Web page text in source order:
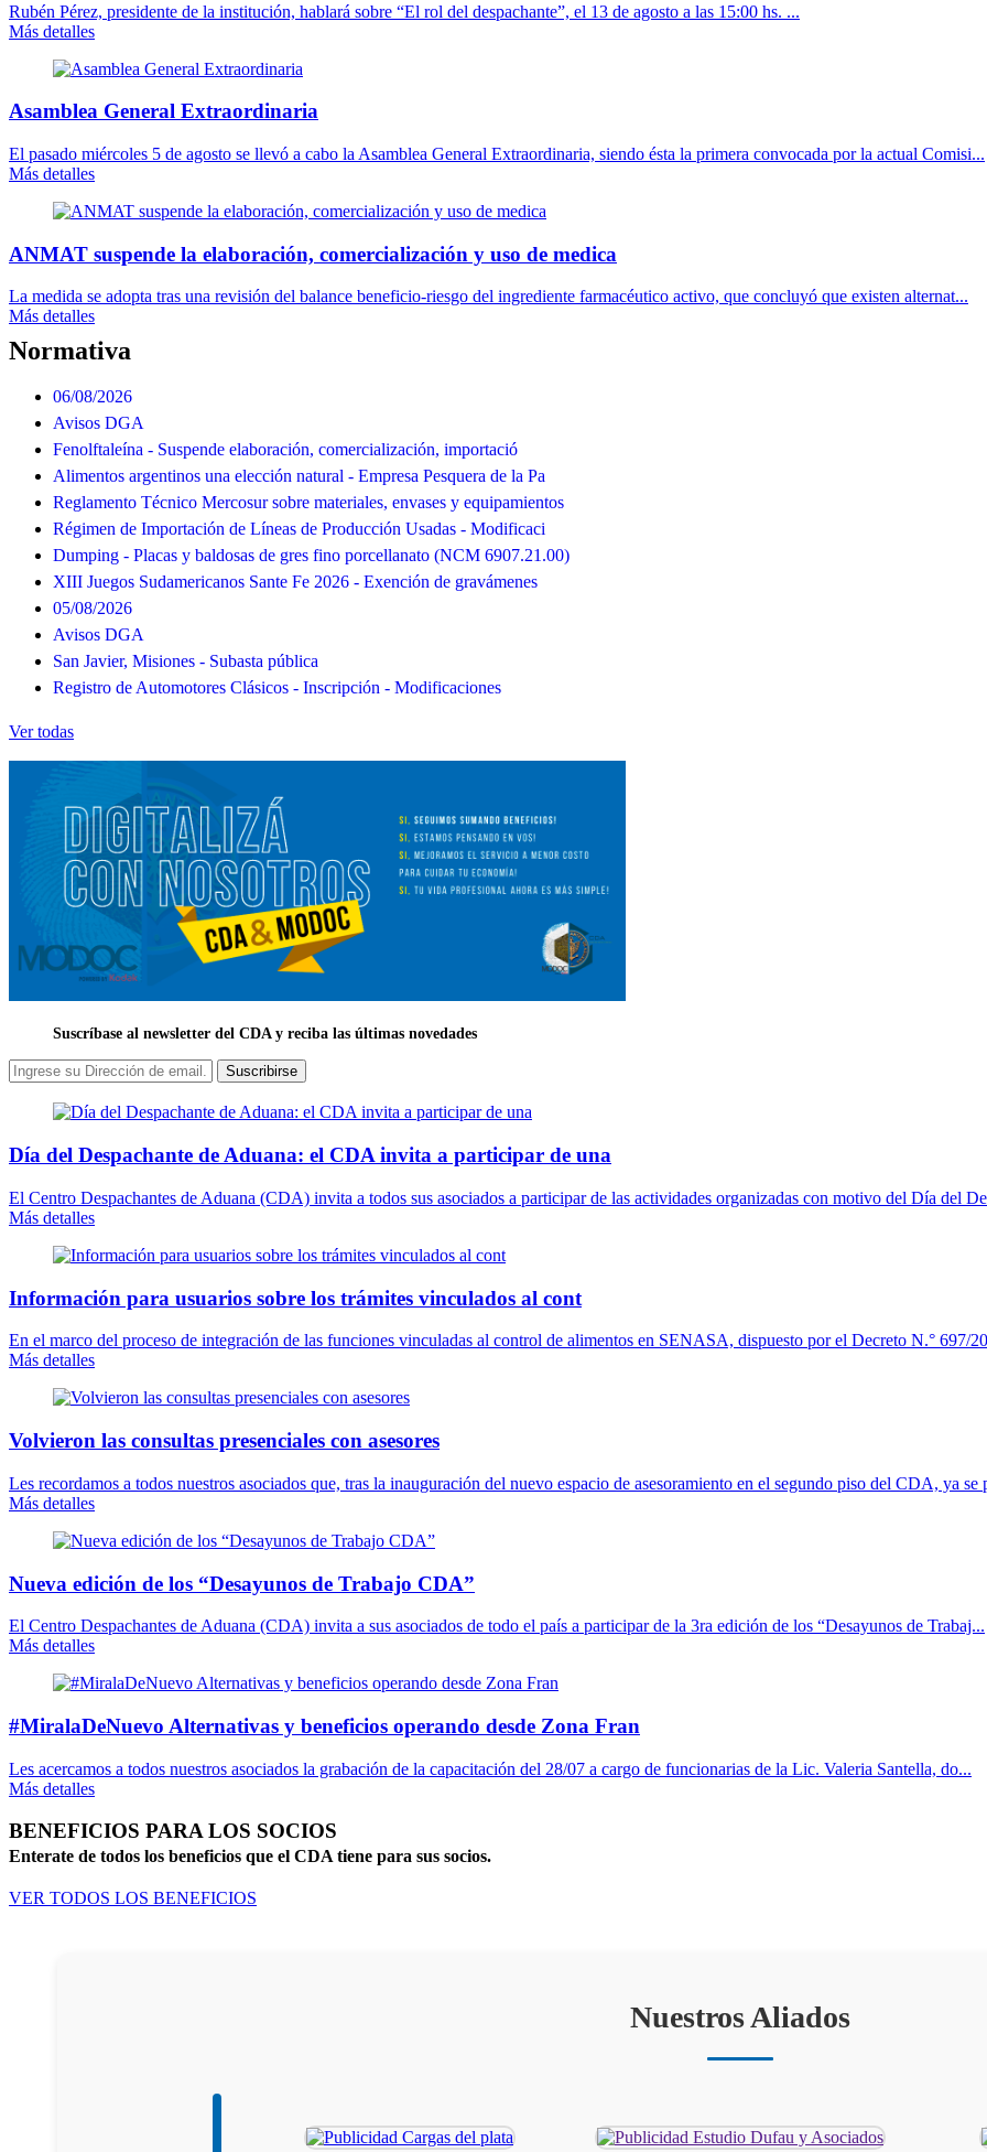
Rubén Pérez, presidente de la institución, hablará sobre “El rol del despachante”, el 13 de agosto a las 15:00 hs. ...
Más detalles
Asamblea General Extraordinaria
El pasado miércoles 5 de agosto se llevó a cabo la Asamblea General Extraordinaria, siendo ésta la primera convocada por la actual Comisi...
Más detalles
ANMAT suspende la elaboración, comercialización y uso de medica
La medida se adopta tras una revisión del balance beneficio-riesgo del ingrediente farmacéutico activo, que concluyó que existen alternat...
Más detalles
Normativa
06/08/2026
Avisos DGA
Fenolftaleína - Suspende elaboración, comercialización, importació
Alimentos argentinos una elección natural - Empresa Pesquera de la Pa
Reglamento Técnico Mercosur sobre materiales, envases y equipamientos
Régimen de Importación de Líneas de Producción Usadas - Modificaci
Dumping - Placas y baldosas de gres fino porcellanato (NCM 6907.21.00)
XIII Juegos Sudamericanos Sante Fe 2026 - Exención de gravámenes
05/08/2026
Avisos DGA
San Javier, Misiones - Subasta pública
Registro de Automotores Clásicos - Inscripción - Modificaciones
Ver todas
Suscríbase al newsletter del CDA y reciba las últimas novedades
Suscribirse
Día del Despachante de Aduana: el CDA invita a participar de una
El Centro Despachantes de Aduana (CDA) invita a todos sus asociados a participar de las actividades organizadas con motivo del Día del
Más detalles
Información para usuarios sobre los trámites vinculados al cont
En el marco del proceso de integración de las funciones vinculadas al control de alimentos en SENASA, dispuesto por el Decreto N.° 697/
Más detalles
Volvieron las consultas presenciales con asesores
Les recordamos a todos nuestros asociados que, tras la inauguración del nuevo espacio de asesoramiento en el segundo piso del CDA, ya se
Más detalles
Nueva edición de los “Desayunos de Trabajo CDA”
El Centro Despachantes de Aduana (CDA) invita a sus asociados de todo el país a participar de la 3ra edición de los “Desayunos de Trabaj...
Más detalles
#MiralaDeNuevo Alternativas y beneficios operando desde Zona Fran
Les acercamos a todos nuestros asociados la grabación de la capacitación del 28/07 a cargo de funcionarias de la Lic. Valeria Santella, do...
Más detalles
BENEFICIOS PARA LOS SOCIOS
Enterate de todos los beneficios que el CDA tiene para sus socios.
VER TODOS LOS BENEFICIOS
Nuestros Aliados